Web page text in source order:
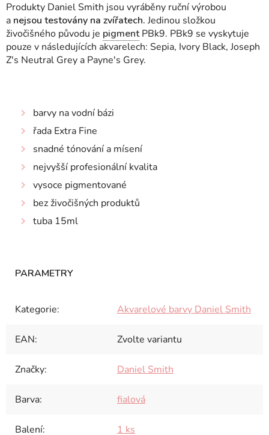
Produkty Daniel Smith jsou vyráběny ruční výrobou
a nejsou testovány na zvířatech. Jedinou složkou
živočišného původu je pigmentPBk9. PBk9 se vyskytuje
pouze v následujících akvarelech: Sepia, Ivory Black, Joseph
Z's Neutral Grey a Payne's Grey.
barvy na vodní bázi
řada Extra Fine
snadné tónování a mísení
nejvyšší profesionální kvalita
vysoce pigmentované
bez živočišných produktů
tuba 15ml
Kategorie: Akvarelové barvy Daniel Smith
EAN: Zvolte variantu
Značky: Daniel Smith
Barva: fialová
Balení: 1 ks